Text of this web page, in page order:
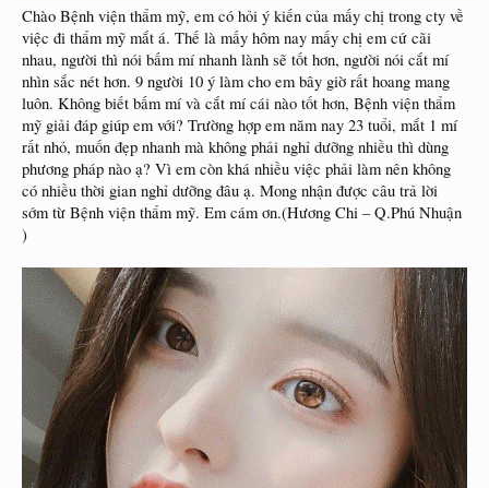
Chào Bệnh viện thẩm mỹ, em có hỏi ý kiến của mấy chị trong cty về
việc đi thẩm mỹ mắt á. Thế là mấy hôm nay mấy chị em cứ cãi
nhau, người thì nói bấm mí nhanh lành sẽ tốt hơn, người nói cắt mí
nhìn sắc nét hơn. 9 người 10 ý làm cho em bây giờ rất hoang mang
luôn. Không biết bấm mí và cắt mí cái nào tốt hơn, Bệnh viện thẩm
mỹ giải đáp giúp em với? Trường hợp em năm nay 23 tuổi, mắt 1 mí
rất nhỏ, muốn đẹp nhanh mà không phải nghỉ dưỡng nhiều thì dùng
phương pháp nào ạ? Vì em còn khá nhiều việc phải làm nên không
có nhiều thời gian nghỉ dưỡng đâu ạ. Mong nhận được câu trả lời
sớm từ Bệnh viện thẩm mỹ. Em cám ơn.(Hương Chi – Q.Phú Nhuận
)